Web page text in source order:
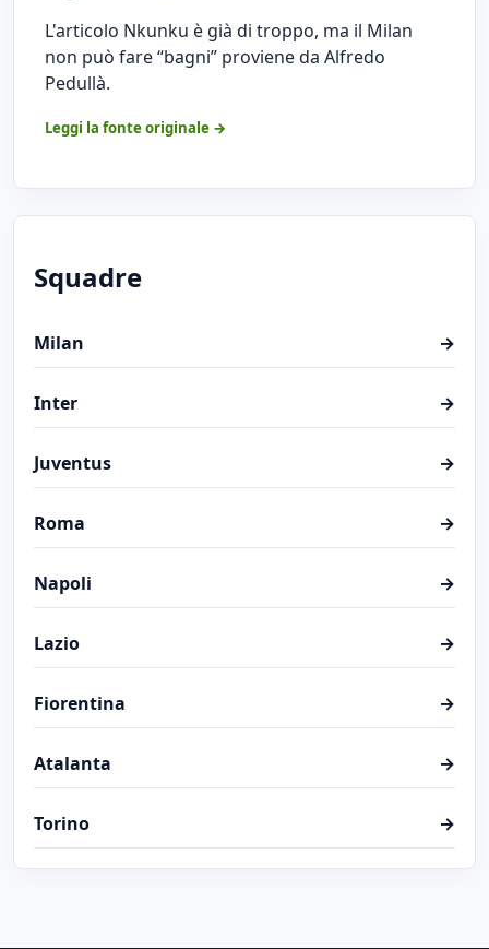
L'articolo Nkunku è già di troppo, ma il Milan
non può fare “bagni” proviene da Alfredo
Pedullà.
Leggi la fonte originale →
Squadre
Milan →
Inter →
Juventus →
Roma →
Napoli →
Lazio →
Fiorentina →
Atalanta →
Torino →